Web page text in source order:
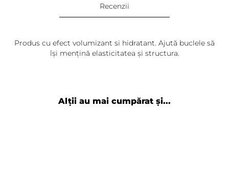
Recenzii
Produs cu efect volumizant si hidratant. Ajută buclele să
își mențină elasticitatea și structura.
care am avut-o vreodată, sunt îndrăgostită de ea
Alții au mai cumpărat și...